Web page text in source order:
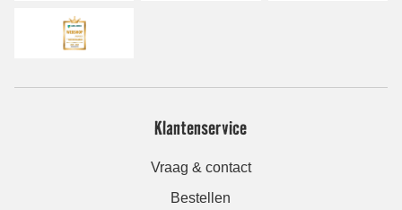
Klantenservice
Vraag & contact
Bestellen